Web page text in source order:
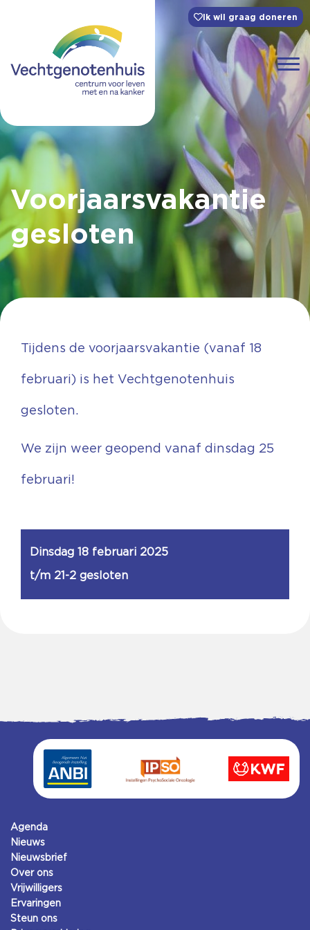
Ik wil graag doneren
Voorjaarsvakantie
gesloten
Tijdens de voorjaarsvakantie (vanaf 18
februari) is het Vechtgenotenhuis
gesloten.
We zijn weer geopend vanaf dinsdag 25
februari!
Dinsdag 18 februari 2025
t/m 21-2 gesloten
Agenda
Nieuws
Nieuwsbrief
Over ons
Vrijwilligers
Ervaringen
Steun ons